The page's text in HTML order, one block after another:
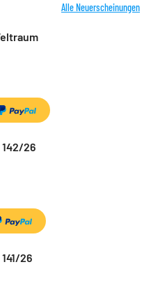
Alle Neuerscheinungen
142/26
26